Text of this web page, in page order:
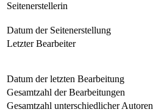
Seitenerstellerin
Datum der Seitenerstellung
Letzter Bearbeiter
Datum der letzten Bearbeitung
Gesamtzahl der Bearbeitungen
Gesamtzahl unterschiedlicher Autoren